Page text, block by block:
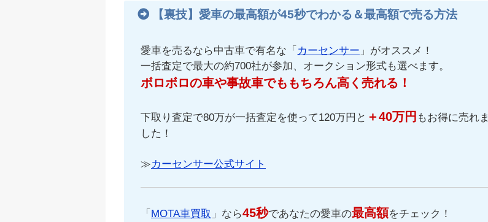
【裏技】愛車の最高額が45秒でわかる＆最高額で売る方法
愛車を売るなら中古車で有名な「 カーセンサー 」がオススメ！
一括査定で最大の約700社が参加、オークション形式も選べます。
ボロボロの車や事故車でももちろん高く売れる！
下取り査定で80万が一括査定を使って120万円と ＋40万円 もお得に売れま
した！
≫カーセンサー公式サイト
「 MOTA車買取 」なら45秒であなたの愛車の最高額をチェック！